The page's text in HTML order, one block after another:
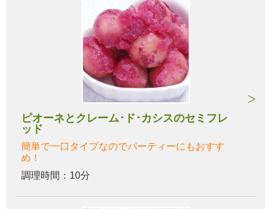
ピオーネとクレーム･ド･カシスのセミフレ
ッド
簡単で一口タイプなのでパーティーにもおすす
め！
調理時間：10分